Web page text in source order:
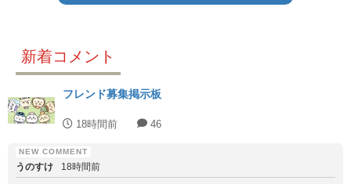
新着コメント
フレンド募集掲示板
18時間前 46
うのすけ 18時間前